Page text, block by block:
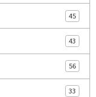
45
43
56
33